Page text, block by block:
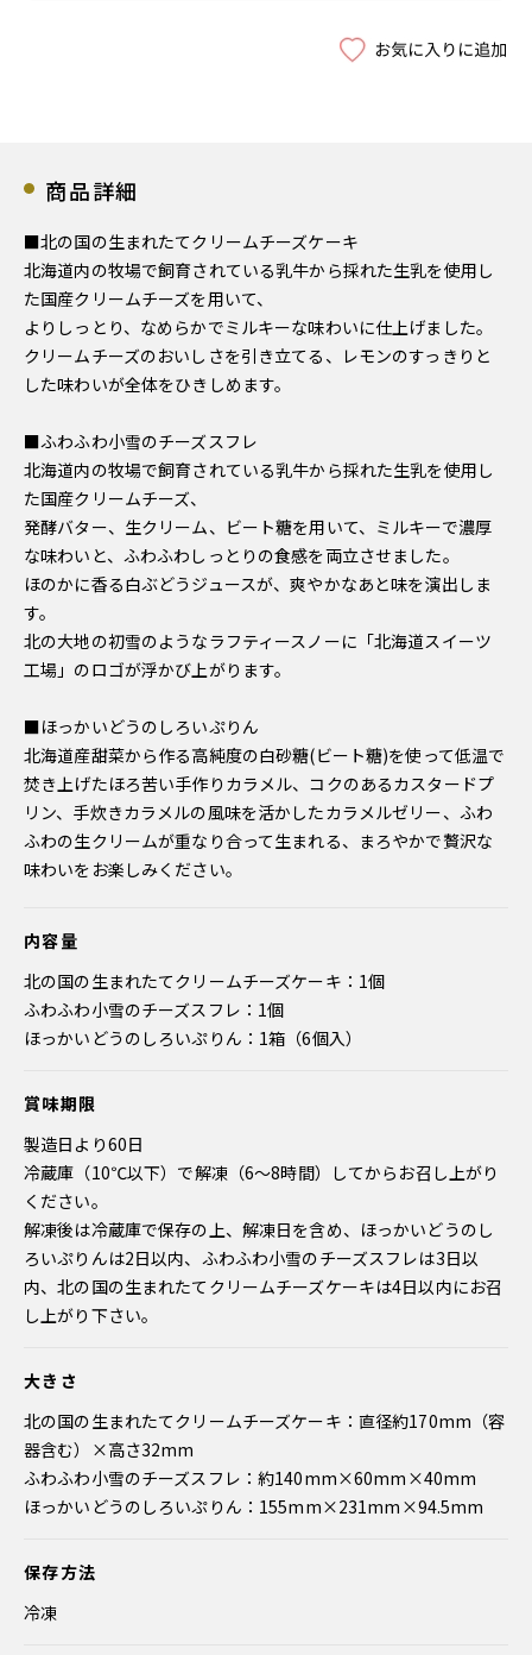
商品詳細
■北の国の生まれたてクリームチーズケーキ
北海道内の牧場で飼育されている乳牛から採れた生乳を使用し
た国産クリームチーズを用いて、
よりしっとり、なめらかでミルキーな味わいに仕上げました。
クリームチーズのおいしさを引き立てる、レモンのすっきりと
した味わいが全体をひきしめます。
■ふわふわ小雪のチーズスフレ
北海道内の牧場で飼育されている乳牛から採れた生乳を使用し
た国産クリームチーズ、
発酵バター、生クリーム、ビート糖を用いて、ミルキーで濃厚
な味わいと、ふわふわしっとりの食感を両立させました。
ほのかに香る白ぶどうジュースが、爽やかなあと味を演出しま
す。
北の大地の初雪のようなラフティースノーに「北海道スイーツ
工場」のロゴが浮かび上がります。
■ほっかいどうのしろいぷりん
北海道産甜菜から作る高純度の白砂糖(ビート糖)を使って低温で
焚き上げたほろ苦い手作りカラメル、コクのあるカスタードプ
リン、手炊きカラメルの風味を活かしたカラメルゼリー、ふわ
ふわの生クリームが重なり合って生まれる、まろやかで贅沢な
味わいをお楽しみください。
内容量
北の国の生まれたてクリームチーズケーキ：1個
ふわふわ小雪のチーズスフレ：1個
ほっかいどうのしろいぷりん：1箱（6個入）
賞味期限
製造日より60日
冷蔵庫（10℃以下）で解凍（6～8時間）してからお召し上がり
ください。
解凍後は冷蔵庫で保存の上、解凍日を含め、ほっかいどうのし
ろいぷりんは2日以内、ふわふわ小雪のチーズスフレは3日以
内、北の国の生まれたてクリームチーズケーキは4日以内にお召
し上がり下さい。
大きさ
北の国の生まれたてクリームチーズケーキ：直径約170mm（容
器含む）×高さ32mm
ふわふわ小雪のチーズスフレ：約140mm×60mm×40mm
ほっかいどうのしろいぷりん：155mm×231mm×94.5mm
保存方法
冷凍